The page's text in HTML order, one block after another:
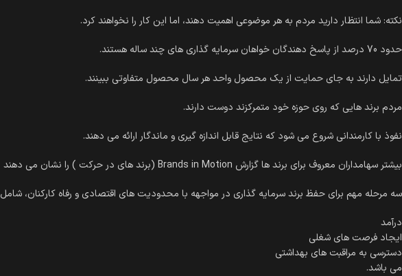
نکته: شما انتظار دارید مردم به هر موضوعی اهمیت دهند، اما این کار را نخواهند کرد.
حدود 70 درصد از پاسخ دهندگان خواهان سرمایه گذاری های چند ساله هستند.
تمایل دارند به جای حمایت از یک محصول واحد هر سال محصول متفاوتی ببینند.
مردم برند هایی که روی حوزه خود متمرکزند دوست دارند.
نفوذ با کارمندانی شروع می شود که نتایج قابل اندازه گیری و ماندگار ارائه می دهند.
بیشتر سهامداران معروف برای برند ها گزارش Brands in Motion (برند های در حرکت ) را نشان می دهند
سه مرحله مهم برای حفظ برند سرمایه گذاری در مواجهه با محدودیت های اقتصادی و رفاه کارکنان، شامل
درآمد
ایجاد فرصت های شغلی
دسترسی به مراقبت های بهداشتی
می باشد.